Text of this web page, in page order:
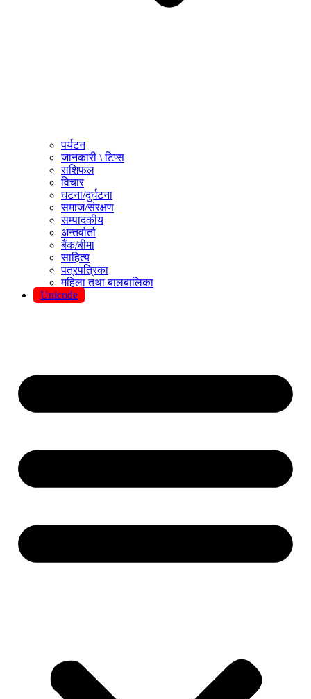
पर्यटन
जानकारी \ टिप्स
राशिफल
विचार
घटना/दुर्घटना
समाज/संरक्षण
सम्पादकीय
अन्तर्वार्ता
बैंक/बीमा
साहित्य
पत्रपत्रिका
महिला तथा बालबालिका
Unicode